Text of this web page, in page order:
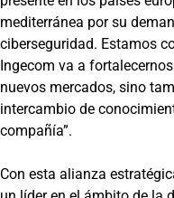
mediterránea por su
ciberseguridad. Estamos
Ingecom va a
nuevos mercados, sino
intercambio de
compañía”.
Con esta alianza